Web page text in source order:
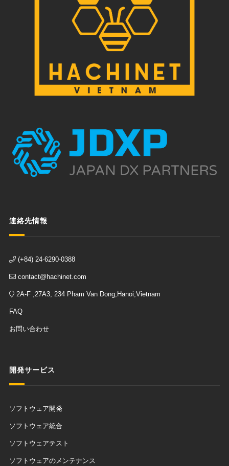
連絡先情報
(+84) 24-6290-0388
contact@hachinet.com
2A-F ,27A3, 234 Pham Van Dong,Hanoi,Vietnam
FAQ
お問い合わせ
開発サービス
ソフトウェア開発
ソフトウェア統合
ソフトウェアテスト
ソフトウェアのメンテナンス